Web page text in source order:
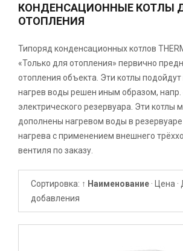
КОНДЕНСАЦИОННЫЕ КОТЛЫ
ОТОПЛЕНИЯ
Типоряд конденсационных котлов
«Только для отопления» первично
отопления объекта. Эти котлы подойдут
нагрев воды решен иным образом,
электрического резервуара. Эти котлы
дополнены нагревом воды в
нагрева с применением внешнего
вентиля по заказу.
Сортировка: ↑ Наименование · Цена ·
добавления